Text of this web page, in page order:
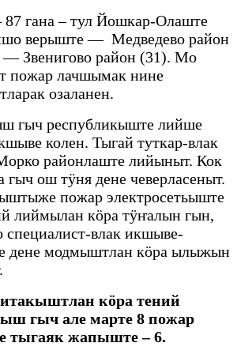
гана – тул Йошкар-Олаште
верыште — Медведево район
Звенигово район (31). Мо
пожар лачшымак нине
озаланен.
гыч республикыште лийше
колен. Тыгай туткар-влак
районлаште лийыныт. Кок
гыч ош тӱня дене чеверласеныт.
пожар электросетьыште
лиймылан кӧра тӱҥалын гын,
влак икшыве-
модмыштлан кӧра ылыжын
кӧра тений
гыч але марте 8 пожар
тыгаяк жапыште – 6.